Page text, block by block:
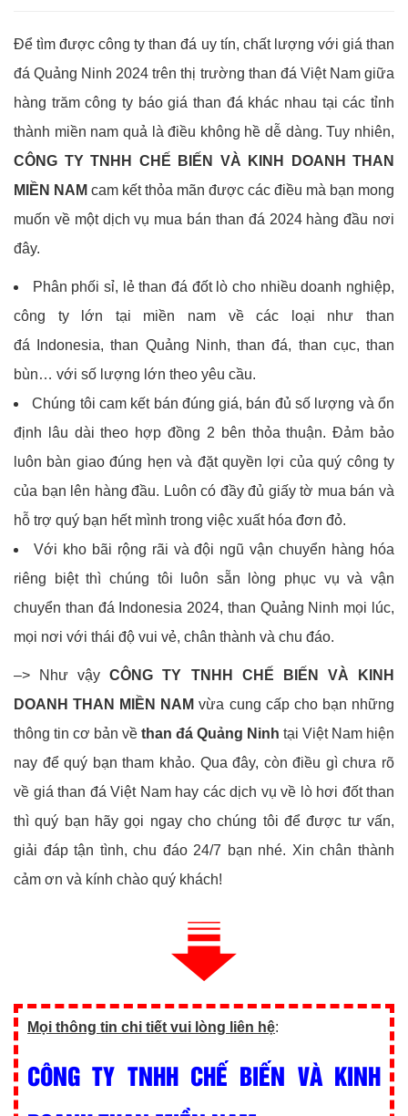
Để tìm được công ty than đá uy tín, chất lượng với giá than
đá Quảng Ninh 2024 trên thị trường than đá Việt Nam giữa
hàng trăm công ty báo giá than đá khác nhau tại các tỉnh
thành miền nam quả là điều không hề dễ dàng. Tuy nhiên,
CÔNG TY TNHH CHẾ BIẾN VÀ KINH DOANH THAN
MIỀN NAM cam kết thỏa mãn được các điều mà bạn mong
muốn về một dịch vụ mua bán than đá 2024 hàng đầu nơi
đây.
Phân phối sỉ, lẻ than đá đốt lò cho nhiều doanh nghiệp,
công ty lớn tại miền nam về các loại như than
đá Indonesia, than Quảng Ninh, than đá, than cục, than
bùn… với số lượng lớn theo yêu cầu.
Chúng tôi cam kết bán đúng giá, bán đủ số lượng và ổn
định lâu dài theo hợp đồng 2 bên thỏa thuận. Đảm bảo
luôn bàn giao đúng hẹn và đặt quyền lợi của quý công ty
của bạn lên hàng đầu. Luôn có đầy đủ giấy tờ mua bán và
hỗ trợ quý bạn hết mình trong việc xuất hóa đơn đỏ.
Với kho bãi rộng rãi và đội ngũ vận chuyển hàng hóa
riêng biệt thì chúng tôi luôn sẵn lòng phục vụ và vận
chuyển than đá Indonesia 2024, than Quảng Ninh mọi lúc,
mọi nơi với thái độ vui vẻ, chân thành và chu đáo.
–> Như vậyCÔNG TY TNHH CHẾ BIẾN VÀ KINH
DOANH THAN MIỀN NAM vừa cung cấp cho bạn những
thông tin cơ bản về than đá Quảng Ninh tại Việt Nam hiện
nay để quý bạn tham khảo. Qua đây, còn điều gì chưa rõ
về giá than đá Việt Nam hay các dịch vụ về lò hơi đốt than
thì quý bạn hãy gọi ngay cho chúng tôi để được tư vấn,
giải đáp tận tình, chu đáo 24/7 bạn nhé. Xin chân thành
cảm ơn và kính chào quý khách!
Mọi thông tin chi tiết vui lòng liên hệ:
CÔNG TY TNHH CHẾ BIẾN VÀ KINH